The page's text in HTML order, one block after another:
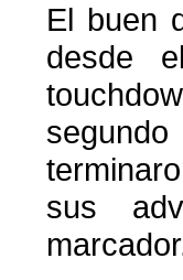
El buen
desde
sus